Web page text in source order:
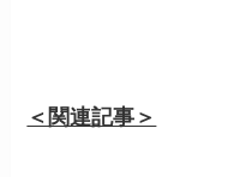
＜関連記事＞